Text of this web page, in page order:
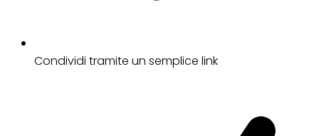
Condividi tramite un semplice link